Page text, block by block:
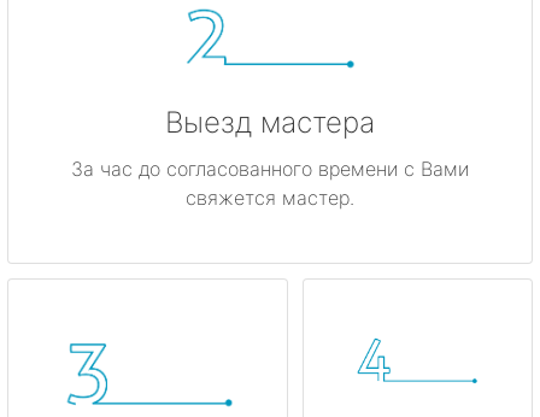
Выезд мастера
За час до согласованного времени с Вами
свяжется мастер.